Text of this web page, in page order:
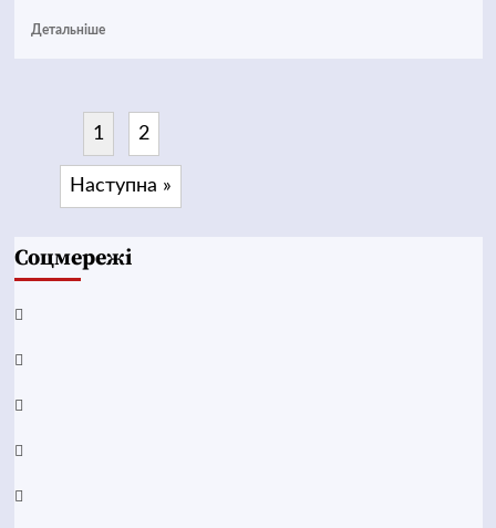
Детальніше
1 2
Наступна »
Соцмережі
Facebook
YouTube
Telegram
Instagram
Twitter